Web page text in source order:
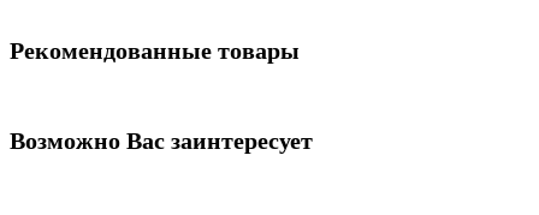
Рекомендованные товары
Возможно Вас заинтересует